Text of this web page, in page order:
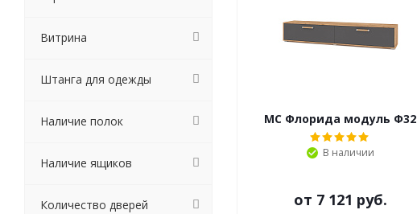
МС Флорида модуль Ф32
В наличии
от 7 121 руб.
Витрина
Штанга для одежды
Наличие полок
Наличие ящиков
Количество дверей